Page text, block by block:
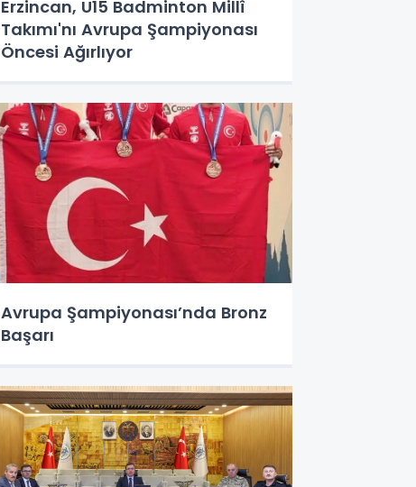
Erzincan, U15 Badminton Millî
Takımı'nı Avrupa Şampiyonası
Öncesi Ağırlıyor
Avrupa Şampiyonası’nda Bronz
Başarı